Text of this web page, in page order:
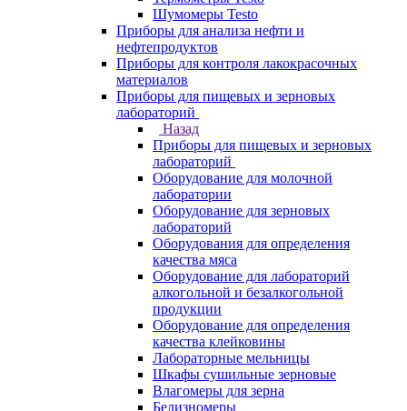
Шумомеры Testo
Приборы для анализа нефти и
нефтепродуктов
Приборы для контроля лакокрасочных
материалов
Приборы для пищевых и зерновых
лабораторий
Назад
Приборы для пищевых и зерновых
лабораторий
Оборудование для молочной
лаборатории
Оборудование для зерновых
лабораторий
Оборудования для определения
качества мяса
Оборудование для лабораторий
алкогольной и безалкогольной
продукции
Оборудование для определения
качества клейковины
Лабораторные мельницы
Шкафы сушильные зерновые
Влагомеры для зерна
Белизномеры